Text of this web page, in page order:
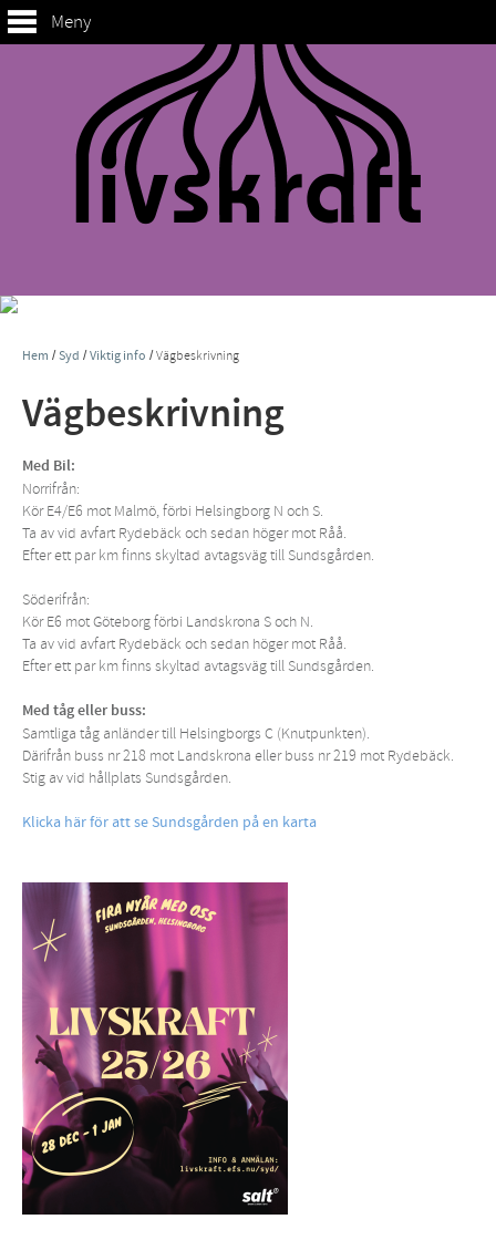
Meny
Hem /Syd /Viktig info /Vägbeskrivning
Vägbeskrivning
Med Bil:
Norrifrån:
Kör E4/E6 mot Malmö, förbi Helsingborg N och S.
Ta av vid avfart Rydebäck och sedan höger mot Råå.
Efter ett par km finns skyltad avtagsvägtill Sundsgården.
Söderifrån:
Kör E6 mot Göteborg förbi Landskrona S och N.
Ta av vid avfart Rydebäck och sedan höger mot Råå.
Efter ett par km finns skyltad avtagsvägtill Sundsgården.
Med tåg eller buss:
Samtliga tåg anländer till Helsingborgs C (Knutpunkten).
Därifrån buss nr 218 mot Landskrona eller buss nr 219 mot Rydebäck.
Stig av vid hållplats Sundsgården.
Klicka här för att se Sundsgården på en karta